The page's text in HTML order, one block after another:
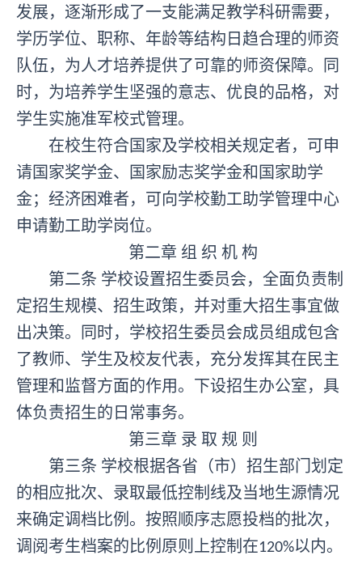
发展，逐渐形成了一支能满足教学科研需要，
学历学位、职称、年龄等结构日趋合理的师资
队伍，为人才培养提供了可靠的师资保障。同
时，为培养学生坚强的意志、优良的品格，对
学生实施准军校式管理。
在校生符合国家及学校相关规定者，可申
请国家奖学金、国家励志奖学金和国家助学
金；经济困难者，可向学校勤工助学管理中心
申请勤工助学岗位。
第二章 组 织 机 构
第二条 学校设置招生委员会，全面负责制
定招生规模、招生政策，并对重大招生事宜做
出决策。同时，学校招生委员会成员组成包含
了教师、学生及校友代表，充分发挥其在民主
管理和监督方面的作用。下设招生办公室，具
体负责招生的日常事务。
第三章 录 取 规 则
第三条 学校根据各省（市）招生部门划定
的相应批次、录取最低控制线及当地生源情况
来确定调档比例 。 按照顺序志愿投档的批次，
调阅考生档案的比例原则上控制在120%以内。